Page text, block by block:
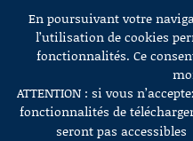
Aller au contenu
En poursuivant votre
l’utilisation de cookies
fonctionnalités. Ce
ATTENTION : si vous
fonctionnalités de
seront pas accessibles